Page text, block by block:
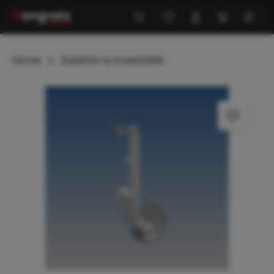
springen
Home Zubehör & Ersatzteile
Bildergalerie überspringen